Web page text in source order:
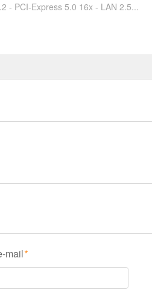
- PCI-Express 5.0 16x - LAN 2.5...
mail *